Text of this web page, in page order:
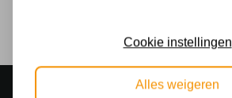
Sfeervolle showroom
Cookie instellingen
Alles weigeren